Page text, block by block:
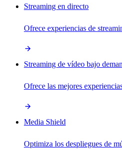
Streaming en directo
Ofrece experiencias de
Streaming de vídeo bajo
Ofrece las mejores
Media Shield
Optimiza los despliegues de